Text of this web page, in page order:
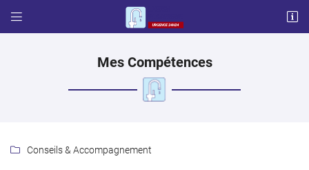
 
Mes Compétences
 Conseils & Accompagnement